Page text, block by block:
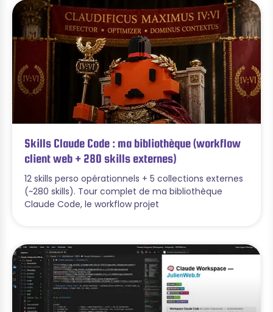
Skills Claude Code : ma bibliothèque (workflow
client web + 280 skills externes)
12 skills perso opérationnels + 5 collections externes
(~280 skills). Tour complet de ma bibliothèque
Claude Code, le workflow projet